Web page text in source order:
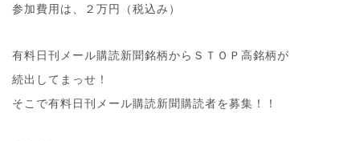
参加費用は、２万円（税込み）
有料日刊メール購読新聞銘柄からＳＴＯＰ高銘柄が
続出してまっせ！
そこで有料日刊メール購読新聞購読者を募集！！